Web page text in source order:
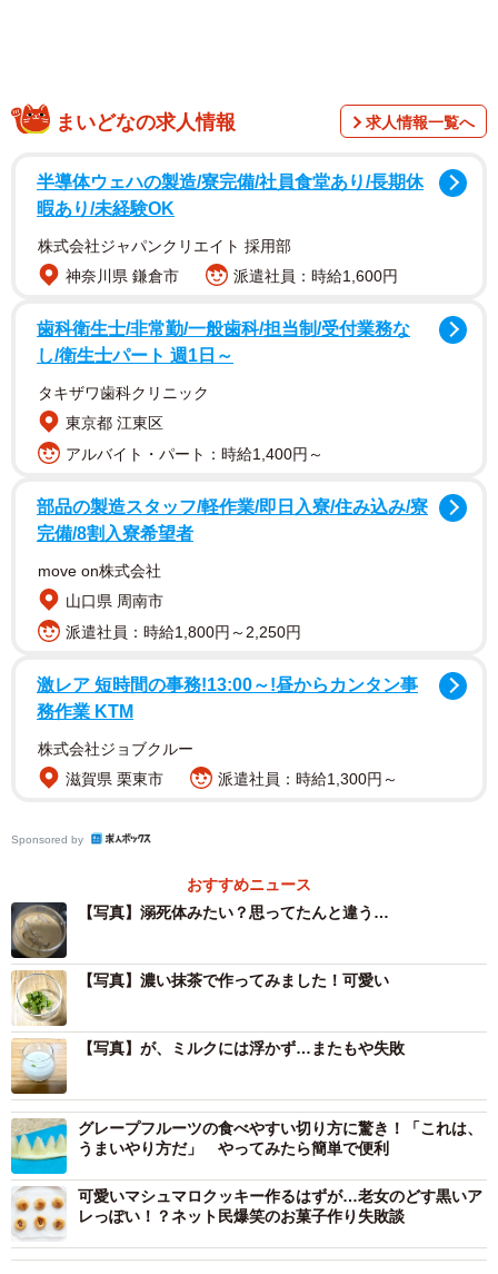
まいどなの求人情報 求人情報一覧へ
半導体ウェハの製造/寮完備/社員食堂あり/長期休
暇あり/未経験OK
株式会社ジャパンクリエイト 採用部
神奈川県 鎌倉市
派遣社員：時給1,600円
歯科衛生士/非常勤/一般歯科/担当制/受付業務な
し/衛生士パート 週1日～
タキザワ歯科クリニック
東京都 江東区
アルバイト・パート：時給1,400円～
部品の製造スタッフ/軽作業/即日入寮/住み込み/寮
完備/8割入寮希望者
move on株式会社
山口県 周南市
派遣社員：時給1,800円～2,250円
激レア 短時間の事務!13:00～!昼からカンタン事
務作業 KTM
株式会社ジョブクルー
滋賀県 栗東市
派遣社員：時給1,300円～
Sponsored by
おすすめニュース
【写真】溺死体みたい？思ってたんと違う…
【写真】濃い抹茶で作ってみました！可愛い
【写真】が、ミルクには浮かず…またもや失敗
グレープフルーツの食べやすい切り方に驚き！「これは、
うまいやり方だ」 やってみたら簡単で便利
可愛いマシュマロクッキー作るはずが…老女のどす黒いア
レっぽい！？ネット民爆笑のお菓子作り失敗談